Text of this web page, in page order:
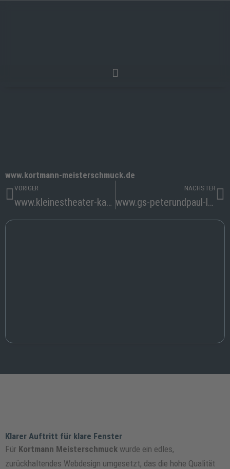
www.kortmann-meisterschmuck.de
Zurück
VORIGER
www.kleinestheater-kammerspielelandshut.de
NÄCHSTER
www.gs-peterundpaul-landshut.de
Klarer Auftritt für klare Fenster
Für Kortmann Meisterschmuck wurde ein edles,
zurückhaltendes Webdesign umgesetzt, das die hohe Qualität